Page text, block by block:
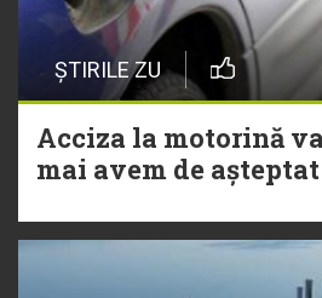
ȘTIRILE ZU
Acciza la motorină
mai avem de așteptat